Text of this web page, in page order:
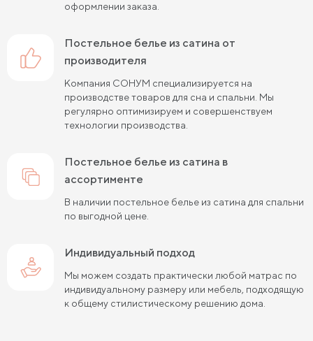
оформлении заказа.
постельное белье из сатина от
производителя
Компания СОНУМ специализируется на
производстве товаров для сна и спальни. Мы
регулярно оптимизируем и совершенствуем
технологии производства.
постельное белье из сатина в
ассортименте
В наличии постельное белье из сатина для спальни
по выгодной цене.
Индивидуальный подход
Мы можем создать практически любой матрас по
индивидуальному размеру или мебель, подходящую
к общему стилистическому решению дома.